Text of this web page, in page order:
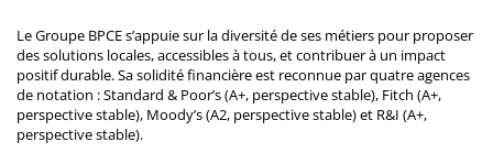
Le Groupe BPCE s’appuie sur la diversité de ses métiers pour proposer
des solutions locales, accessibles à tous, et contribuer à un impact
positif durable. Sa solidité financière est reconnue par quatre agences
de notation : Standard & Poor’s (A+, perspective stable), Fitch (A+,
perspective stable), Moody’s (A2, perspective stable) et R&I (A+,
perspective stable).